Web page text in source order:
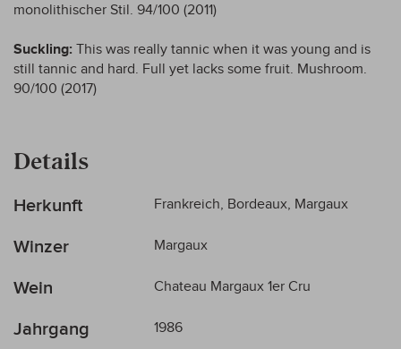
monolithischer Stil. 94/100 (2011)
Suckling: This was really tannic when it was young and is
still tannic and hard. Full yet lacks some fruit. Mushroom.
90/100 (2017)
Details
Mehr
Herkunft Frankreich, Bordeaux, Margaux
Winzer Margaux
Wein Chateau Margaux 1er Cru
Jahrgang 1986